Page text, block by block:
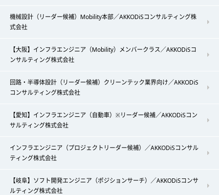
機械設計（リーダー候補）Mobility本部／AKKODiSコンサルティング株
式会社
【大阪】インフラエンジニア（Mobility）メンバークラス／AKKODiSコ
ンサルティング株式会社
回路・半導体設計（リーダー候補）クリーンテック業界向け／AKKODiS
コンサルティング株式会社
【愛知】インフラエンジニア（自動車）※リーダー候補／AKKODiSコン
サルティング株式会社
インフラエンジニア（プロジェクトリーダー候補）／AKKODiSコンサル
ティング株式会社
【岐阜】ソフト開発エンジニア（ポジションサーチ）／AKKODiSコンサ
ルティング株式会社